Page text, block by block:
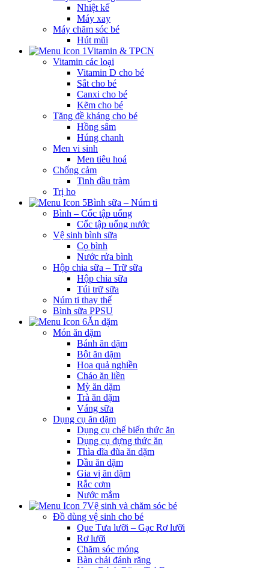
Nhiệt kế
Máy xay
Máy chăm sóc bé
Hút mũi
Vitamin & TPCN
Vitamin các loại
Vitamin D cho bé
Sắt cho bé
Canxi cho bé
Kẽm cho bé
Tăng đề kháng cho bé
Hồng sâm
Húng chanh
Men vi sinh
Men tiêu hoá
Chống cảm
Tinh dầu tràm
Trị ho
Bình sữa – Núm ti
Bình – Cốc tập uống
Cốc tập uống nước
Vệ sinh bình sữa
Cọ bình
Nước rửa bình
Hộp chia sữa – Trữ sữa
Hộp chia sữa
Túi trữ sữa
Núm ti thay thế
Bình sữa PPSU
Ăn dặm
Món ăn dặm
Bánh ăn dặm
Bột ăn dặm
Hoa quả nghiền
Cháo ăn liền
Mỳ ăn dặm
Trà ăn dặm
Váng sữa
Dụng cụ ăn dặm
Dụng cụ chế biến thức ăn
Dụng cụ đựng thức ăn
Thìa dĩa đũa ăn dặm
Dầu ăn dặm
Gia vị ăn dặm
Rắc cơm
Nước mắm
Vệ sinh và chăm sóc bé
Đồ dùng vệ sinh cho bé
Que Tưa lưỡi – Gạc Rơ lưỡi
Rơ lưỡi
Chăm sóc móng
Bàn chải đánh răng